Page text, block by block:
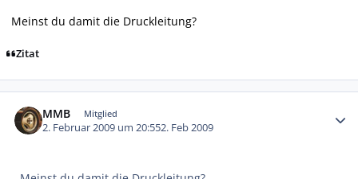
Meinst du damit die Druckleitung?
Zitat
MMB Mitglied
2. Februar 2009 um 20:552. Feb 2009